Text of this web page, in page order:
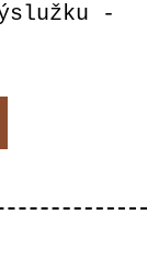
-